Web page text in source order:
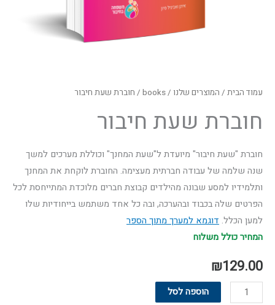
עמוד הבית / המוצרים שלנו /
books / חוברת שעת חיבור
חוברת שעת חיבור
חוברת "שעת חיבור" מיועדת ל"שעת המחנך" וכוללת מערכים למשך
שנה שלמה של עבודה חברתית מעצימה. החוברת לוקחת את המחנך
ותלמידיו למסע שבונה מהילדים קבוצת חברים מלוכדת המתייחסת לכל
הפרטים שלה בכבוד ובהערכה, ובה כל אחד משתמש בייחודיות שלו
למען הכלל. דוגמא למערך מתוך הספר
המחיר כולל משלוח
₪129.00
הוספה לסל